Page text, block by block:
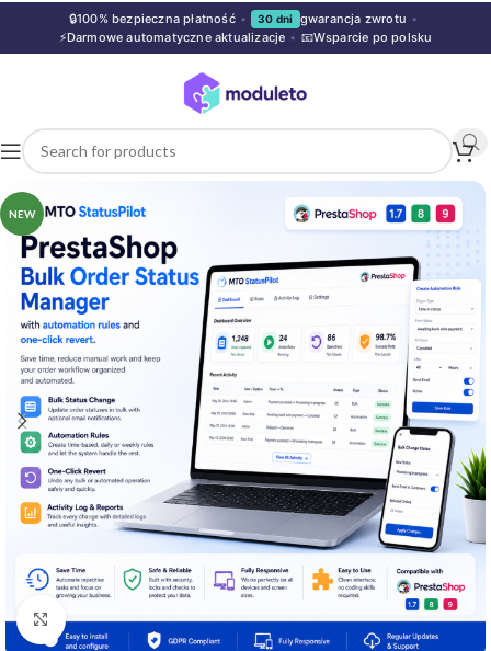
🔒100% bezpieczna płatność • 30 dni gwarancja zwrotu •
⚡Darmowe automatyczne aktualizacje • 📧Wsparcie po polsku
NEW
Click to enlarge